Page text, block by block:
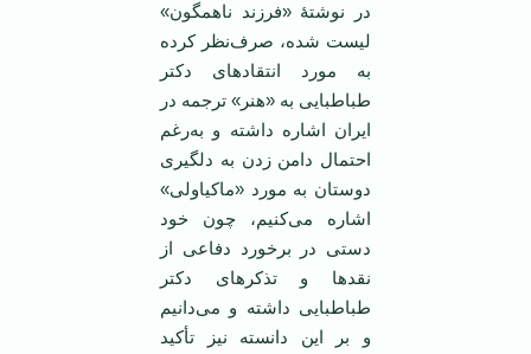
در نوشتۀ «فرزند ناهمگون»
لیست شده، صرف‌نظر کرده
به مورد انتقادهای دکتر
طباطبایی به «هنر» ترجمه در
ایران اشاره داشته و به‌رغم
احتمال دامن زدن به دلگیری
دوستان به مورد «ماکیاولی»
اشاره می‌کنیم، چون خود
دستی در برخورد دفاعی از
نقدها و تذکرهای دکتر
طباطبایی داشته و می‌دانیم
و بر این دانسته نیز تأکید